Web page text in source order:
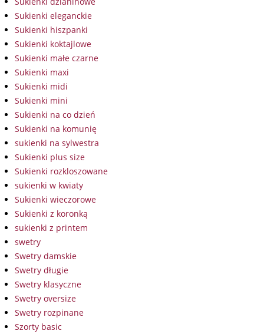
Sukienki eleganckie
Sukienki hiszpanki
Sukienki koktajlowe
Sukienki małe czarne
Sukienki maxi
Sukienki midi
Sukienki mini
Sukienki na co dzień
Sukienki na komunię
sukienki na sylwestra
Sukienki plus size
Sukienki rozkloszowane
sukienki w kwiaty
Sukienki wieczorowe
Sukienki z koronką
sukienki z printem
swetry
Swetry damskie
Swetry długie
Swetry klasyczne
Swetry oversize
Swetry rozpinane
Szorty basic